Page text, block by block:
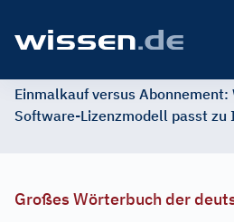
Einmalkauf versus Abonnement:
Software-Lizenzmodell passt zu
Großes Wörterbuch der